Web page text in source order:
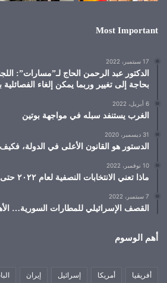
Most Important
17 سبتمبر، 2022
الدكتور عبد الرحمن الحاج لـ”مسارات”:
بحاجة إلى تغيير وربما يمكن إلغاء الفصائلية
6 أبريل، 2022
الغرب يستنفد سبله في مواجهة بوتين
31 ديسمبر، 2020
الدستور هو القانون الأعلى في الدولة،
10 نوفمبر، 2022
ماذا تعني الانتخابات النصفية لعام ٢٠٢٢ حتى ٢٠٢٤؟
7 سبتمبر، 2022
القصف الإسرائيلي للمطارات السورية…
أهم الوسوم
أفريقيا أمريكا إسرائيل إيران